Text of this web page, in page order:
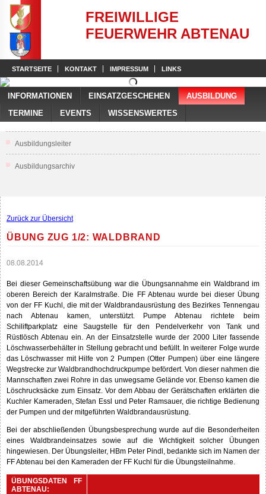
FREIWILLIGE
FEUERWEHR ABTENAU
STARTSEITE KONTAKT IMPRESSUM LINKS
INFORMATIONEN EINSATZGESCHEHEN
AUSBILDUNG
TERMINE
EVENTS WISSENSWERTES
Ausbildungsleiter
Ausbildungsarchiv
Zurück zur Übersicht
ÜBUNG ZUG 1/2: WALDBRAND
08.08.2014
Bei dieser Gemeinschaftsübung war die Übungsannahme ein Waldbrand im
oberen Bereich der Karalmstraße. Die FF Abtenau wurde bei dieser Übung
von der FF Kuchl, die mit der Waldbrandausrüstung des Bezirkes Tennengau
nach Abtenau kamen, unterstützt. Pumpe Abtenau richtete beim
Schiliftparkplatz eine Saugstelle für den Pendelverkehr von Tank und
Rüstlösch Abtenau ein. An der Einsatzstelle wurde der 2000 Liter fassende
Löschwasserbehälter in Stellung gebracht und befüllt. In weiterer Folge wurde
das Löschwasser mit Hilfe von 2 Pumpen (Otter Pumpen) über eine längere
Wegstrecke zur Waldbrandhochdruckpumpe befördert. Von dieser nahmen die
Mannschaften zwei Rohre in das unwegsame Gelände vor. Ebenso kamen die
Löschrucksäcke zum Einsatz. Vor dem Abbau der Gerätschaften erklärten die
Kuchler Kameraden, Stefan Essl und Peter Ramsauer, die richtige Bedienung
der Pumpen und der mitgeführten Waldbrandausrüstung.
Bei der abschließenden Übungsbesprechung wurde auf die Besonderheiten
eines Waldbrandeinsatzes sowie auf die Wichtigkeit solcher Übungen
hingewiesen. Der Übungsleiter, HBm Peter Pindl, bedankte sich im Namen der
FF Abtenau bei den Kameraden der FF Kuchl für die Übungsteilnahme.
ÜBUNGSDATEN FF
ABTENAU: